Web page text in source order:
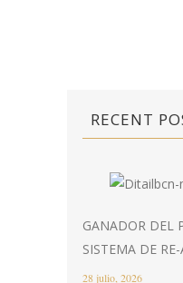
RECENT
GANADOR DEL
SISTEMA DE
28 julio, 2026